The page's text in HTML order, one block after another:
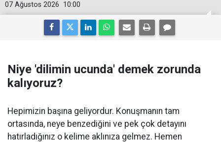
10:00
07 Ağustos 2026
Niye 'dilimin ucunda' demek zorunda
kalıyoruz?
Hepimizin başına geliyordur. Konuşmanın tam
ortasında, neye benzediğini ve pek çok detayını
hatırladığınız o kelime aklınıza gelmez. Hemen